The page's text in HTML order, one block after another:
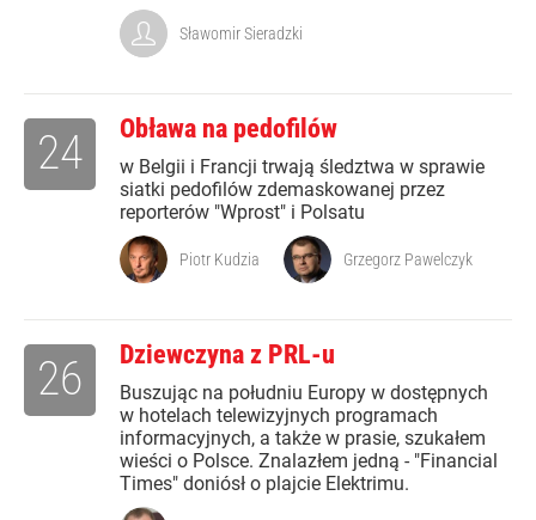
Sławomir Sieradzki
Obława na pedofilów
w Belgii i Francji trwają śledztwa w sprawie
siatki pedofilów zdemaskowanej przez
reporterów "Wprost" i Polsatu
24
Piotr Kudzia Grzegorz Pawelczyk
Dziewczyna z PRL-u
Buszując na południu Europy w dostępnych
w hotelach telewizyjnych programach
informacyjnych, a także w prasie, szukałem
wieści o Polsce. Znalazłem jedną - "Financial
Times" doniósł o plajcie Elektrimu.
26